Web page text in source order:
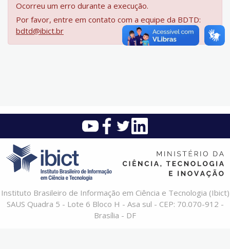
Ocorreu um erro durante a execução.
Por favor, entre em contato com a equipe da BDTD:
bdtd@ibict.br
Instituto Brasileiro de Informação em Ciência e Tecnologia (Ibict)
SAUS Quadra 5 - Lote 6 Bloco H - Asa sul - CEP: 70.070-912 -
Brasília - DF